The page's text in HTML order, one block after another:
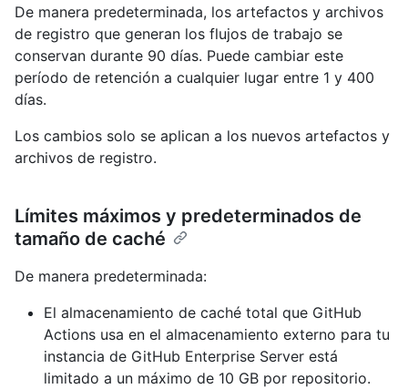
De manera predeterminada, los artefactos y archivos
de registro que generan los flujos de trabajo se
conservan durante 90 días. Puede cambiar este
período de retención a cualquier lugar entre 1 y 400
días.
Los cambios solo se aplican a los nuevos artefactos y
archivos de registro.
Límites máximos y predeterminados de
tamaño de caché
De manera predeterminada:
El almacenamiento de caché total que GitHub
Actions usa en el almacenamiento externo para tu
instancia de GitHub Enterprise Server está
limitado a un máximo de 10 GB por repositorio.